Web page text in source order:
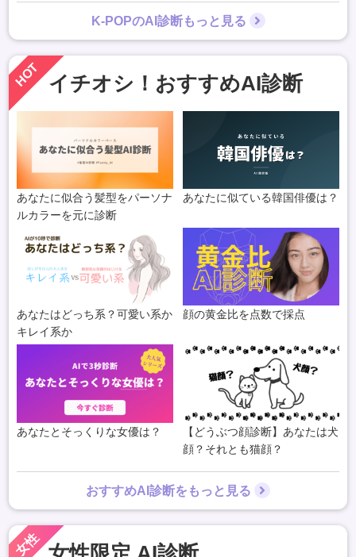
K-POPのAI診断もっと見る
HOT イチオシ！おすすめAI診断
あなたに似合う髪型をパーソナ
ルカラーを元に診断
あなたに似ている韓国俳優は？
あなたはどっち系？可愛い系か
キレイ系か
顔の黄金比を点数で採点
あなたとそっくりな女優は？
【どうぶつ顔診断】あなたは犬
顔？それとも猫顔？
おすすめAI診断をもっと見る
女性